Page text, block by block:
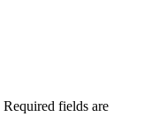
Required fields are